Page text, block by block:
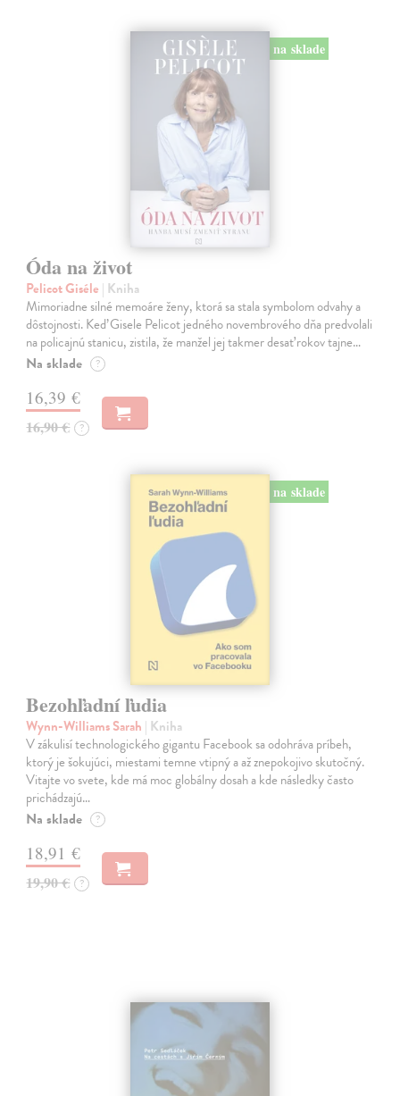
na sklade
Óda na život
Pelicot Giséle | Kniha
Mimoriadne silné memoáre ženy, ktorá sa stala symbolom odvahy a
dôstojnosti. Keď Gisele Pelicot jedného novembrového dňa predvolali
na policajnú stanicu, zistila, že manžel jej takmer desať rokov tajne…
Na sklade ?
16,39 €
16,90 € ?
na sklade
Bezohľadní ľudia
Wynn-Williams Sarah | Kniha
V zákulisí technologického gigantu Facebook sa odohráva príbeh,
ktorý je šokujúci, miestami temne vtipný a až znepokojivo skutočný.
Vitajte vo svete, kde má moc globálny dosah a kde následky často
prichádzajú…
Na sklade ?
18,91 €
19,90 € ?